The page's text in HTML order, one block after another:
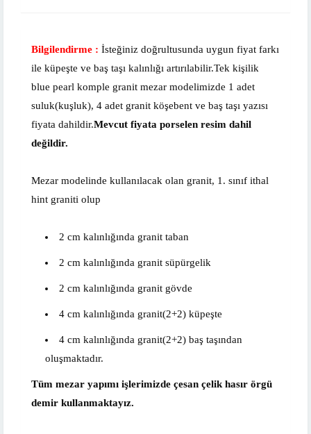
Bilgilendirme : İsteğiniz doğrultusunda uygun fiyat farkı
ile küpeşte ve baş taşı kalınlığı artırılabilir.Tek kişilik
blue pearl komple granit mezar modelimizde 1 adet
suluk(kuşluk), 4 adet granit köşebent ve baş taşı yazısı
fiyata dahildir.Mevcut fiyata porselen resim dahil
değildir.
Mezar modelinde kullanılacak olan granit, 1. sınıf ithal
hint graniti olup
2 cm kalınlığında granit taban
2 cm kalınlığında granit süpürgelik
2 cm kalınlığında granit gövde
4 cm kalınlığında granit(2+2) küpeşte
4 cm kalınlığında granit(2+2) baş taşından
oluşmaktadır.
Tüm mezar yapımı işlerimizde çesan çelik hasır örgü
demir kullanmaktayız.